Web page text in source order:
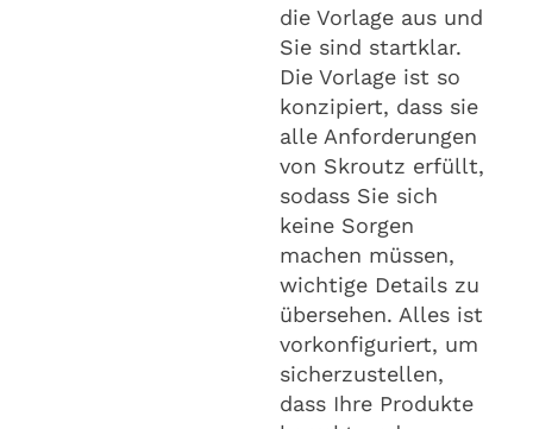
die Vorlage aus und
Sie sind startklar.
Die Vorlage ist so
konzipiert, dass sie
alle Anforderungen
von Skroutz erfüllt,
sodass Sie sich
keine Sorgen
machen müssen,
wichtige Details zu
übersehen. Alles ist
vorkonfiguriert, um
sicherzustellen,
dass Ihre Produkte